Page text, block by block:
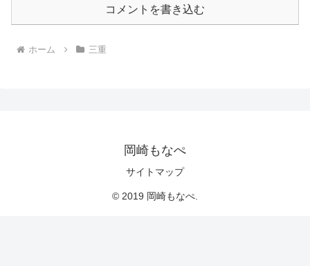
コメントを書き込む
ホーム 三重
岡崎もなぺ
サイトマップ
© 2019 岡崎もなぺ.